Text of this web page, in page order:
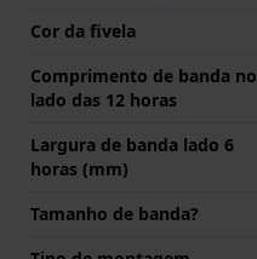
Cor da fivela
Comprimento de banda no
lado das 12 horas
Largura de banda lado 6
horas (mm)
Tamanho de banda?